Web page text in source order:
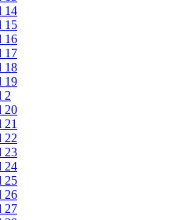
14
15
16
17
18
19
2
20
21
22
23
24
25
26
27